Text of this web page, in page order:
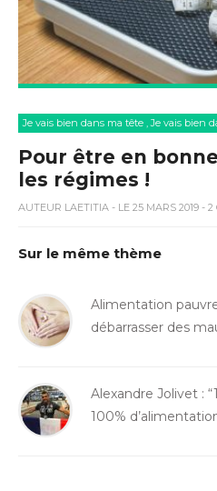
Je vais bien dans ma tête ,Je vais bien
Pour être en
les régimes !
AUTEUR LAETITIA - LE 25 MARS 2019 -
Sur le même thème
Alimentation
débarrasser des
Alexandre Jolivet :
100%